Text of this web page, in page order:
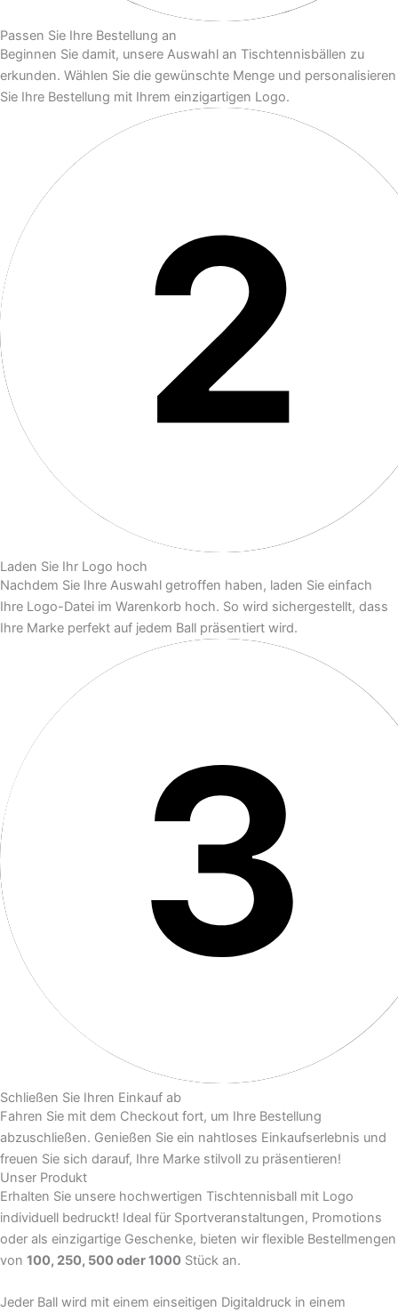
Passen Sie Ihre Bestellung an
Beginnen Sie damit, unsere Auswahl an Tischtennisbällen zu
erkunden. Wählen Sie die gewünschte Menge und personalisieren
Sie Ihre Bestellung mit Ihrem einzigartigen Logo.
Laden Sie Ihr Logo hoch
Nachdem Sie Ihre Auswahl getroffen haben, laden Sie einfach
Ihre Logo-Datei im Warenkorb hoch. So wird sichergestellt, dass
Ihre Marke perfekt auf jedem Ball präsentiert wird.
Schließen Sie Ihren Einkauf ab
Fahren Sie mit dem Checkout fort, um Ihre Bestellung
abzuschließen. Genießen Sie ein nahtloses Einkaufserlebnis und
freuen Sie sich darauf, Ihre Marke stilvoll zu präsentieren!
Unser Produkt
Erhalten Sie unsere hochwertigen Tischtennisball mit Logo
individuell bedruckt! Ideal für Sportveranstaltungen, Promotions
oder als einzigartige Geschenke, bieten wir flexible Bestellmengen
von 100, 250, 500 oder 1000 Stück an.
Jeder Ball wird mit einem einseitigen Digitaldruck in einem